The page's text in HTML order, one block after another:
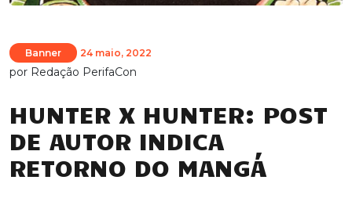
Banner 24 maio, 2022
por Redação PerifaCon
HUNTER X HUNTER: POST
DE AUTOR INDICA
RETORNO DO MANGÁ